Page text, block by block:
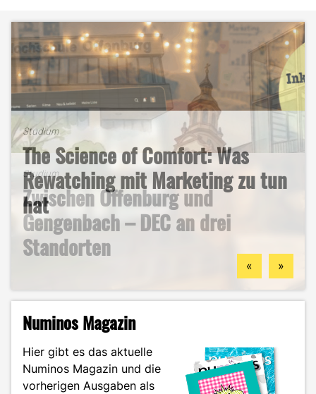
Studium
The Science of Comfort: Was
Rewatching mit Marketing zu tun
hat
Studium
Zwischen Offenburg und
Gengenbach – DEC an drei
Standorten
Studium
B2B-Marketing für das Handwerk
– und warum du hier deine
berufliche Zukunft finden
könntest
Studium
Mein ehrlicher DEC-Survival-
Guide durch das Wintersemester
Studentenleben
Ästhetik, Sport und
Zukunftspläne: Aylin im Portrait
« »
Numinos Magazin
Hier gibt es das aktuelle
Numinos Magazin und die
vorherigen Ausgaben als